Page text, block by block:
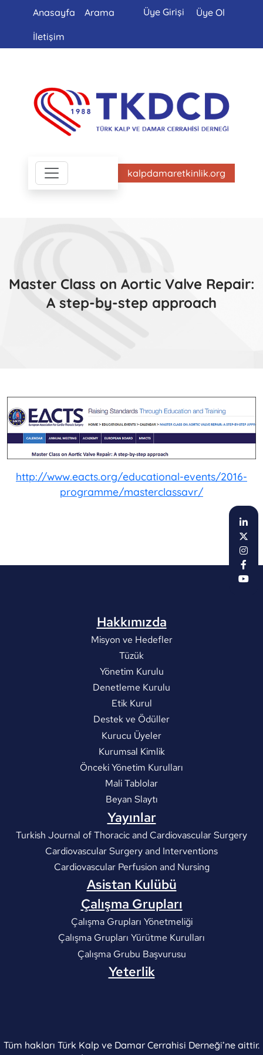
Anasayfa Arama Üye Girişi Üye Ol
İletişim
kalpdamaretkinlik.org
Master Class on Aortic Valve Repair:
A step-by-step approach
http://www.eacts.org/educational-events/2016-
programme/masterclassavr/
Hakkımızda
Misyon ve Hedefler
Tüzük
Yönetim Kurulu
Denetleme Kurulu
Etik Kurul
Destek ve Ödüller
Kurucu Üyeler
Kurumsal Kimlik
Önceki Yönetim Kurulları
Mali Tablolar
Beyan Slaytı
Yayınlar
Turkish Journal of Thoracic and Cardiovascular Surgery
Cardiovascular Surgery and Interventions
Cardiovascular Perfusion and Nursing
Asistan Kulübü
Çalışma Grupları
Çalışma Grupları Yönetmeliği
Çalışma Grupları Yürütme Kurulları
Çalışma Grubu Başvurusu
Yeterlik
Tüm hakları Türk Kalp ve Damar Cerrahisi Derneği’ne aittir.